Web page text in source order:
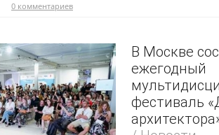
0 комментариев
В Москве
ежегодный
фестиваль